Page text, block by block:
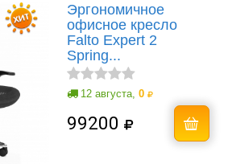
Эргономичное
офисное кресло
Falto Expert 2
Spring...
12 августа, 0
99200